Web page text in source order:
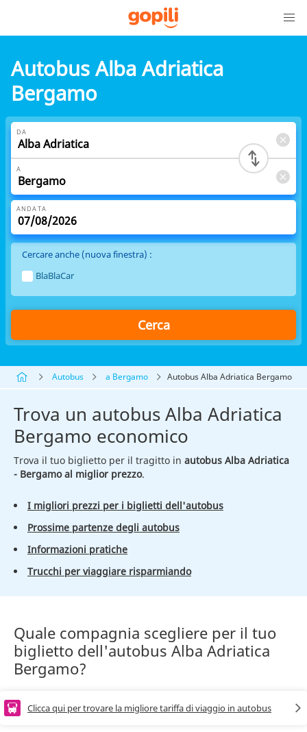
Autobus Alba Adriatica
Bergamo
DA
A
ANDATA
Cercare anche (nuova finestra) :
BlaBlaCar
Cerca
Autobus a Bergamo Autobus Alba Adriatica Bergamo
Trova un autobus Alba Adriatica
Bergamo economico
Trova il tuo biglietto per il tragitto in autobus Alba Adriatica
- Bergamo al miglior prezzo.
I migliori prezzi per i biglietti dell'autobus
Prossime partenze degli autobus
Informazioni pratiche
Trucchi per viaggiare risparmiando
Quale compagnia scegliere per il tuo
biglietto dell'autobus Alba Adriatica
Bergamo?
Clicca qui per trovare la migliore tariffa di viaggio in autobus